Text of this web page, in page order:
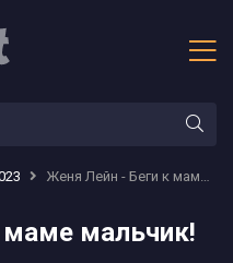
Женя Лейн - Беги к маме мальчик!
маме мальчик!